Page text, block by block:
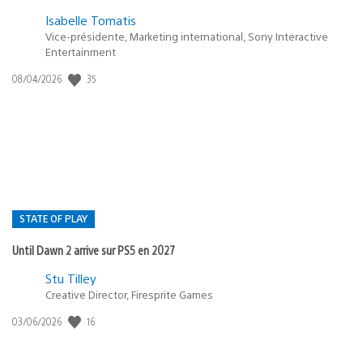
Isabelle Tomatis
Vice-présidente, Marketing international, Sony Interactive
Entertainment
Date
08/04/2026 35
STATE OF PLAY
Until Dawn 2 arrive sur PS5 en 2027
Postée
:
Stu Tilley
Creative Director, Firesprite Games
Date
03/06/2026 16